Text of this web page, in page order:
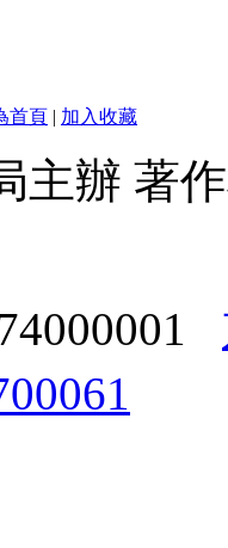
首頁 | 加入收藏
主辦 著